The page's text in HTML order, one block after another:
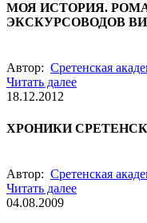
МОЯ ИСТОРИЯ.
ЭКСКУРСОВОДОВ
Автор: Сретенская
Читать далее
18.12.2012
ХРОНИКИ
Автор: Сретенская
Читать далее
04.08.2009